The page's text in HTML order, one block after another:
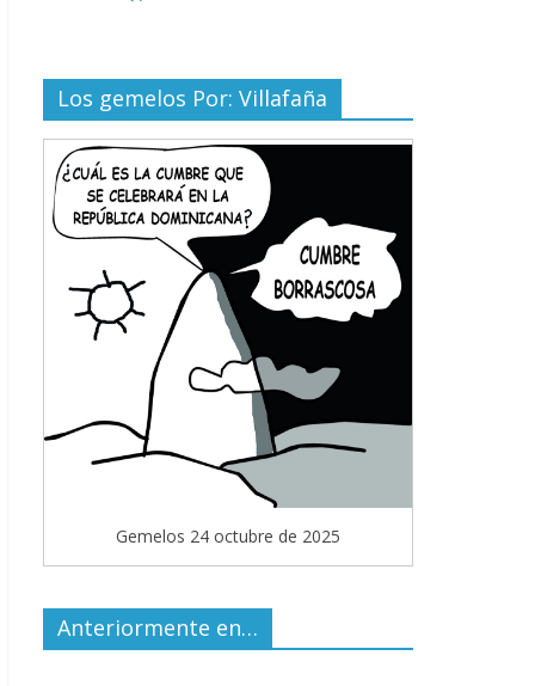
Los gemelos Por: Villafaña
Gemelos 24 octubre de 2025
Anteriormente en…